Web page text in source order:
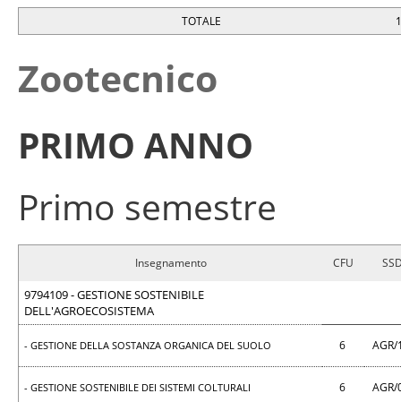
TOTALE
Zootecnico
PRIMO ANNO
Primo semestre
Insegnamento CFU
9794109 - GESTIONE SOSTENIBILE
DELL'AGROECOSISTEMA
- GESTIONE DELLA SOSTANZA ORGANICA DEL SUOLO 6
- GESTIONE SOSTENIBILE DEI SISTEMI COLTURALI 6